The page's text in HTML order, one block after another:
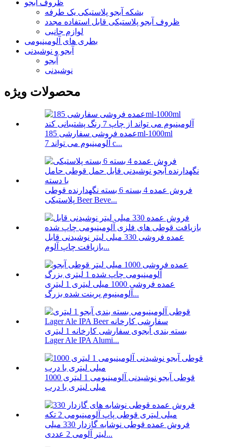
ظروف آبجو
بشکه آبجو پلاستیکی یک طرفه
ظروف آبجو پلاستیکی قابل استفاده مجدد
لوازم جانبی
بطری های آلومینیومی
آبجو و نوشیدنی
آبجو
نوشیدنی
محصولات ویژه
عمده فروشی سفارشی 185ml-1000ml
آلومینیوم می تواند 7 c...
فروش عمده 4 بسته 6 بسته نگهدارنده قوطی
پلاستیکی Beer Beve...
عمده فروشی 330 میلی لیتر نوشیدنی قابل
بازیافت چاپ آلوم...
عمده فروشی 1000 میلی لیتری 1 لیتری
آلومینیوم پرینت شده بزرگ...
بسته بندی آبجوی سفارشی کارخانه 1 لیتری
Lager Ale IPA Alumi...
قوطی آبجو نوشیدنی آلومینیومی 1 لیتری 1000
میلی لیتری با درب
فروش عمده قوطی نوشابه گازدار 330 میلی
لیتر آلومی 2 عددی...